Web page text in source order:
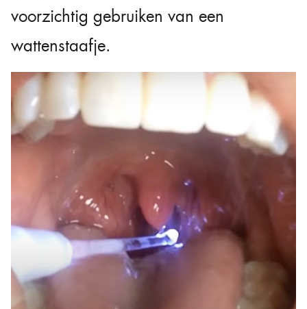
voorzichtig gebruiken van een
wattenstaafje.